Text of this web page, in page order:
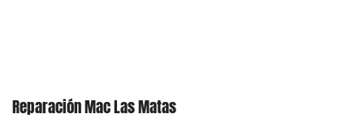
Reparación Mac Las Matas